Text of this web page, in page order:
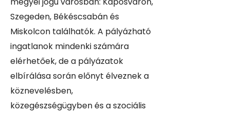
Szegeden, Békéscsabán és
Miskolcon találhatók. A pályázható
ingatlanok mindenki számára
elérhetőek, de a pályázatok
elbírálása során előnyt élveznek a
köznevelésben,
közegészségügyben és a szociális